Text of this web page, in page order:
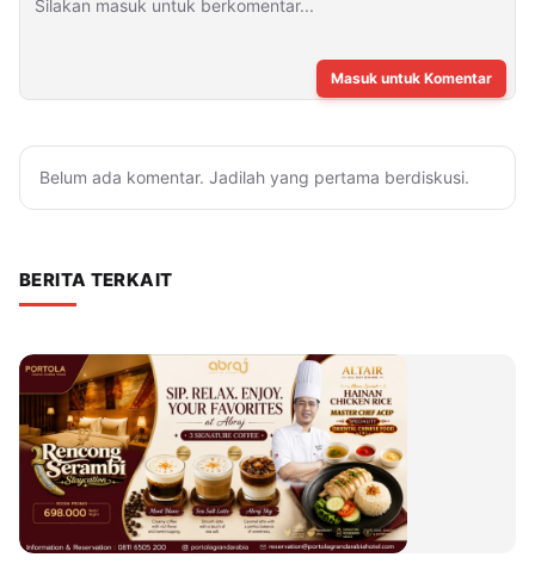
Masuk untuk Komentar
Belum ada komentar. Jadilah yang pertama berdiskusi.
BERITA TERKAIT